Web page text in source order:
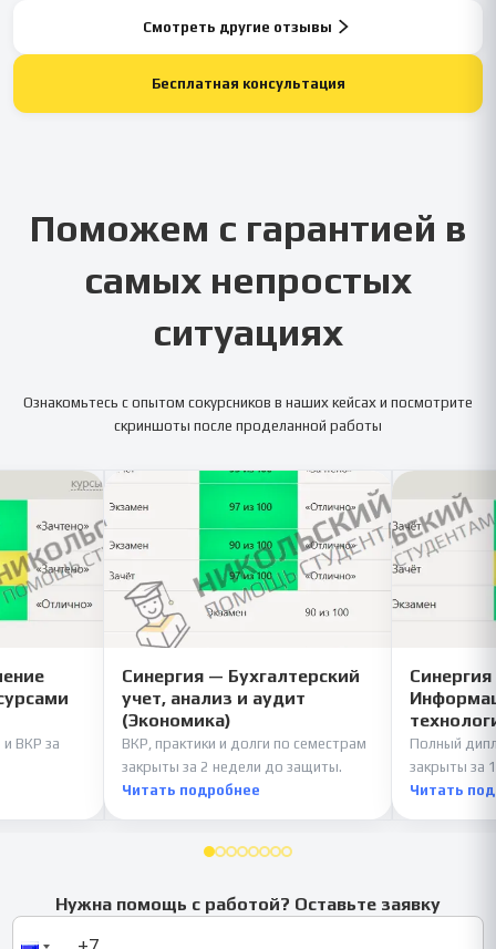
Смотреть другие отзывы
Бесплатная консультация
Поможем с гарантией в
самых непростых
ситуациях
Ознакомьтесь с опытом сокурсников в наших кейсах и посмотрите
скриншоты после проделанной работы
и ВКР за
Синергия — Бухгалтерский
учет, анализ и аудит
(Экономика)
ВКР, практики и долги по семестрам
закрыты за 2 недели до защиты.
Читать подробнее
Полный
закрыты за
Читать
Нужна помощь с работой? Оставьте заявку